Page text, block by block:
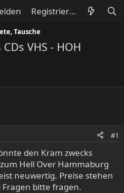
Registrieren
Tausche
VHS - HOH
#1
den Kram zwecks
Hell Over Hammaburg
neuwertig. Preise stehen
Fragen bitte fragen.